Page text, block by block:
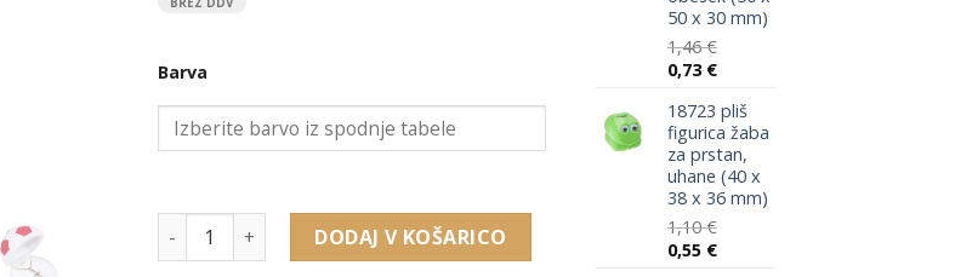
cena
2,38 €.
Barva
18719 pliš figura žoga za prstan, uhane, obesek, verižico (56 x 56 x 56 mm) količina
DODAJ V KOŠARICO
50 x 30 mm)
1,46€
Izvirna
je
bila:
1,46 €.
0,73 €Trenutna
je:
0,73 €.
18723 pliš
figurica žaba
za prstan,
uhane (40 x
38 x 36 mm)
1,10€
Izvirna
0,55 €Trenutna